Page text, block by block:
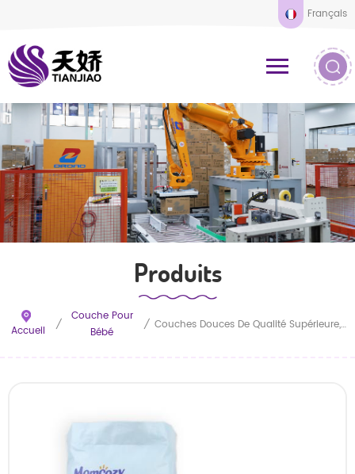
Français
Produits
Accueil /
Couche Pour
Bébé
/ Couches Douces De Qualité Supérieure, Douces Pour La Peau, Disponibles En Gros À Prix Compétitifs.